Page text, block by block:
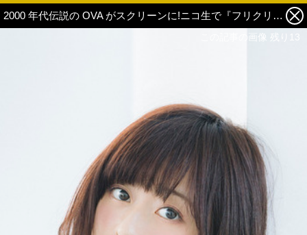
2000 年代伝説の OVA がスクリーンに!ニコ生で『フリクリ』一挙放送＆美山加恋・水瀬いのり出演番組配信決定！ 6枚目の写真・画像
この記事の画像 残り13